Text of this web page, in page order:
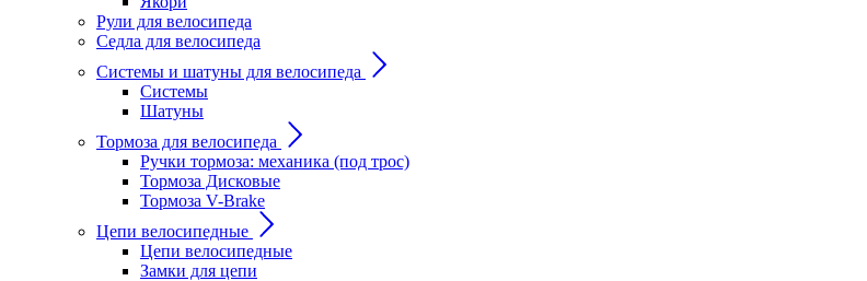
Рули для велосипеда
Седла для велосипеда
Системы и шатуны для велосипеда
Системы
Шатуны
Тормоза для велосипеда
Ручки тормоза: механика (под трос)
Тормоза Дисковые
Тормоза V-Brake
Цепи велосипедные
Цепи велосипедные
Замки для цепи